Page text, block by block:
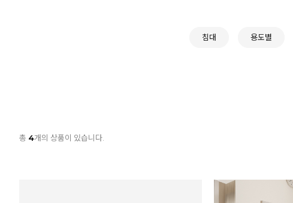
침대 용도별
총 4개의 상품이 있습니다.